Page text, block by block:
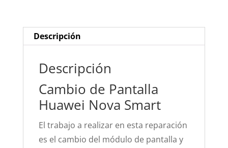
Descripción
Descripción
Cambio de Pantalla
Huawei Nova Smart
El trabajo a realizar en esta reparación
es el cambio del módulo de pantalla y